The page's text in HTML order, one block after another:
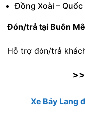
Đồng Xoài – Quốc
Đón/trả tại Buôn
Hỗ trợ đón/trả
Xe Bảy Lang